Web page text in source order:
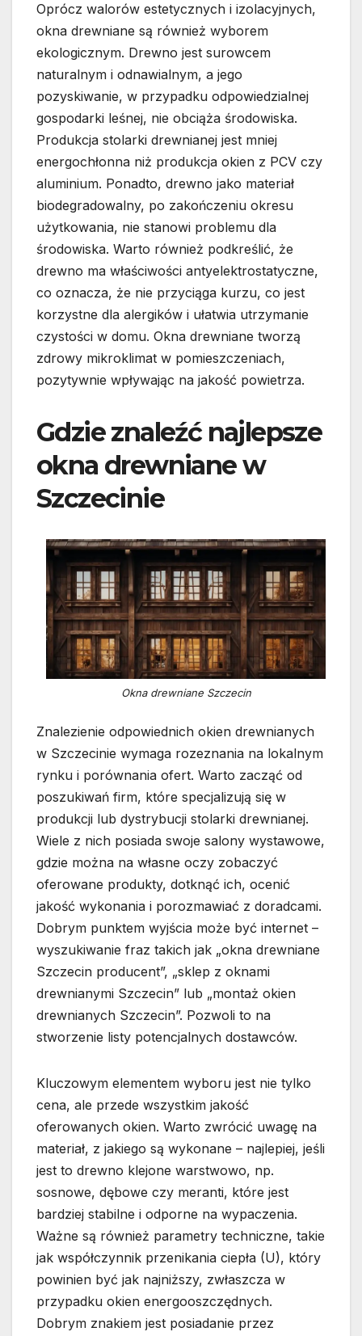
Oprócz walorów estetycznych i izolacyjnych,
okna drewniane są również wyborem
ekologicznym. Drewno jest surowcem
naturalnym i odnawialnym, a jego
pozyskiwanie, w przypadku odpowiedzialnej
gospodarki leśnej, nie obciąża środowiska.
Produkcja stolarki drewnianej jest mniej
energochłonna niż produkcja okien z PCV czy
aluminium. Ponadto, drewno jako materiał
biodegradowalny, po zakończeniu okresu
użytkowania, nie stanowi problemu dla
środowiska. Warto również podkreślić, że
drewno ma właściwości antyelektrostatyczne,
co oznacza, że nie przyciąga kurzu, co jest
korzystne dla alergików i ułatwia utrzymanie
czystości w domu. Okna drewniane tworzą
zdrowy mikroklimat w pomieszczeniach,
pozytywnie wpływając na jakość powietrza.
Gdzie znaleźć najlepsze
okna drewniane w
Szczecinie
Okna drewniane Szczecin
Znalezienie odpowiednich okien drewnianych
w Szczecinie wymaga rozeznania na lokalnym
rynku i porównania ofert. Warto zacząć od
poszukiwań firm, które specjalizują się w
produkcji lub dystrybucji stolarki drewnianej.
Wiele z nich posiada swoje salony wystawowe,
gdzie można na własne oczy zobaczyć
oferowane produkty, dotknąć ich, ocenić
jakość wykonania i porozmawiać z doradcami.
Dobrym punktem wyjścia może być internet –
wyszukiwanie fraz takich jak „okna drewniane
Szczecin producent”, „sklep z oknami
drewnianymi Szczecin” lub „montaż okien
drewnianych Szczecin”. Pozwoli to na
stworzenie listy potencjalnych dostawców.
Kluczowym elementem wyboru jest nie tylko
cena, ale przede wszystkim jakość
oferowanych okien. Warto zwrócić uwagę na
materiał, z jakiego są wykonane – najlepiej, jeśli
jest to drewno klejone warstwowo, np.
sosnowe, dębowe czy meranti, które jest
bardziej stabilne i odporne na wypaczenia.
Ważne są również parametry techniczne, takie
jak współczynnik przenikania ciepła (U), który
powinien być jak najniższy, zwłaszcza w
przypadku okien energooszczędnych.
Dobrym znakiem jest posiadanie przez